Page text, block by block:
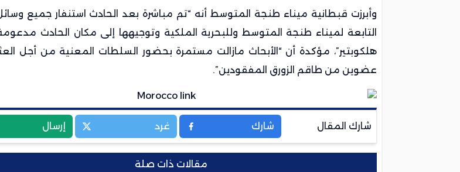
وأبرزت قبطانية ميناء طنجة المتوسط أنه “تم مباشرة بعد الحادث استنفار جميع وسائل
التابعة لميناء طنجة المتوسط وللبحرية الملكية وتوجيهها إلى مكان الحادث
هلكوبتير”، مؤكدة أن “الأبحاث مازالت مستمرة بحضور السلطات المعنية من أجل
عضوين من طاقم الزورق المفقودين”.
شارك المقال شارك غرد إرسال
مقالات ذات صلة